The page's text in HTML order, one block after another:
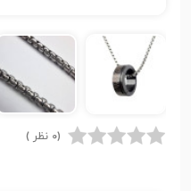
(0 نظر )